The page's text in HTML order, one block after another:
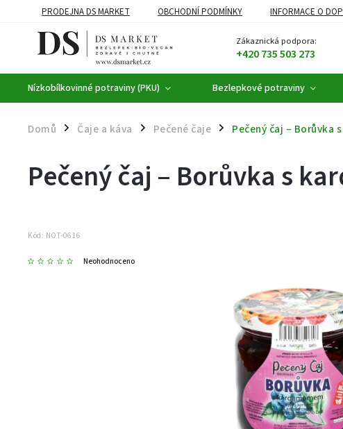
PRODEJNA DS MARKET OBCHODNÍ PODMÍNKY INFORMACE O
BEZLEPKOVÉ POTRAVINY
Zákaznická podpora:
+420 735 503 273
Nízkobílkovinné potraviny (PKU) Bezlepkové potraviny
Domů / Čaje a káva / Pečené čaje / Pečený čaj – Borůvka
Pečený čaj – Borůvka s
Kód: NOT-0616
Neohodnoceno